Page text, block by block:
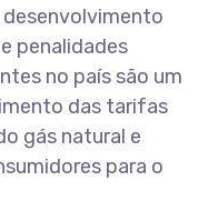
penalidades
no país são um
das tarifas
gás natural e
para o